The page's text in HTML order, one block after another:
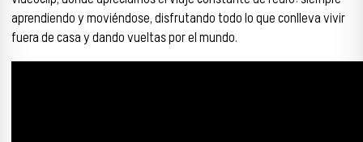
aprendiendo y moviéndose, disfrutando todo lo que conlleva vivir
fuera de casa y dando vueltas por el mundo.